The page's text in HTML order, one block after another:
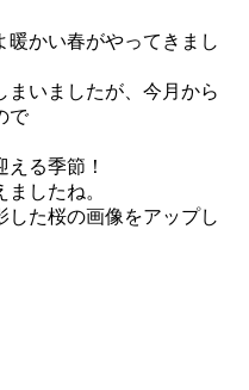
暖かい春がやってきまし
まいましたが、今月から
で
る季節！
したね。
した桜の画像をアップし